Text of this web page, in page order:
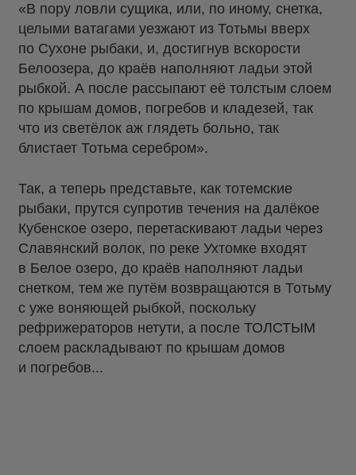
«В пору ловли сущика, или, по иному, снетка,
целыми ватагами уезжают из Тотьмы вверх
по Сухоне рыбаки, и, достигнув вскорости
Белоозера, до краёв наполняют ладьи этой
рыбкой. А после рассыпают её толстым слоем
по крышам домов, погребов и кладезей, так
что из светёлок аж глядеть больно, так
блистает Тотьма серебром».
Так, а теперь представьте, как тотемские
рыбаки, прутся супротив течения на далёкое
Кубенское озеро, перетаскивают ладьи через
Славянский волок, по реке Ухтомке входят
в Белое озеро, до краёв наполняют ладьи
снетком, тем же путём возвращаются в Тотьму
с уже воняющей рыбкой, поскольку
рефрижераторов нетути, а после ТОЛСТЫМ
слоем раскладывают по крышам домов
и погребов...